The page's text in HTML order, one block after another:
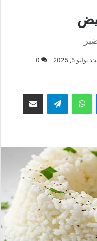
5, 2025
0
ماسنجر واتساب تيلقرام مشاكة بواسطة البريد